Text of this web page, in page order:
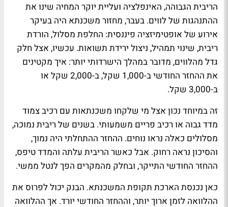
הריבית הגבוהה, האינפלציה ועליית יוקר המחיה שינו את
ההתנהגות של לווים. בעבר, מחזור משכנתא היה בעיקר
אירוע של אופטימיזציה פיננסית: החלפת מסלול, הורדת
ריבית, שינוי תמהיל, ניצול ירידת תשואות. עכשיו, אצל חלק
גדל מהלווים, מדובר במהלך הישרדותי יותר: איך מקטינים
את ההחזר החודשי ב-1,000 שקל, ב-2,000 שקל או
ב-3,000 שקל.
זה במיוחד נכון אצל מי שלקחו משכנתאות עם רכיב צמוד
מדד גבוה או רכיב פריים משמעותי. בשנים של ריבית נמוכה,
מסלולים כאלה נראו נוחים. ההחזר ההתחלתי היה נמוך,
והסיכון נראה רחוק. אבל כאשר הריבית עלתה והמדד טיפס,
ההחזר החודשי התייקר, ובחלק מהמקרים הפך לנטל ממשי.
כאן נכנסת הארכת תקופת המשכנתא. הבנק יכול לפרוס את
ההלוואה לזמן ארוך יותר, וההחזר החודשי יורד. אך ההלוואה